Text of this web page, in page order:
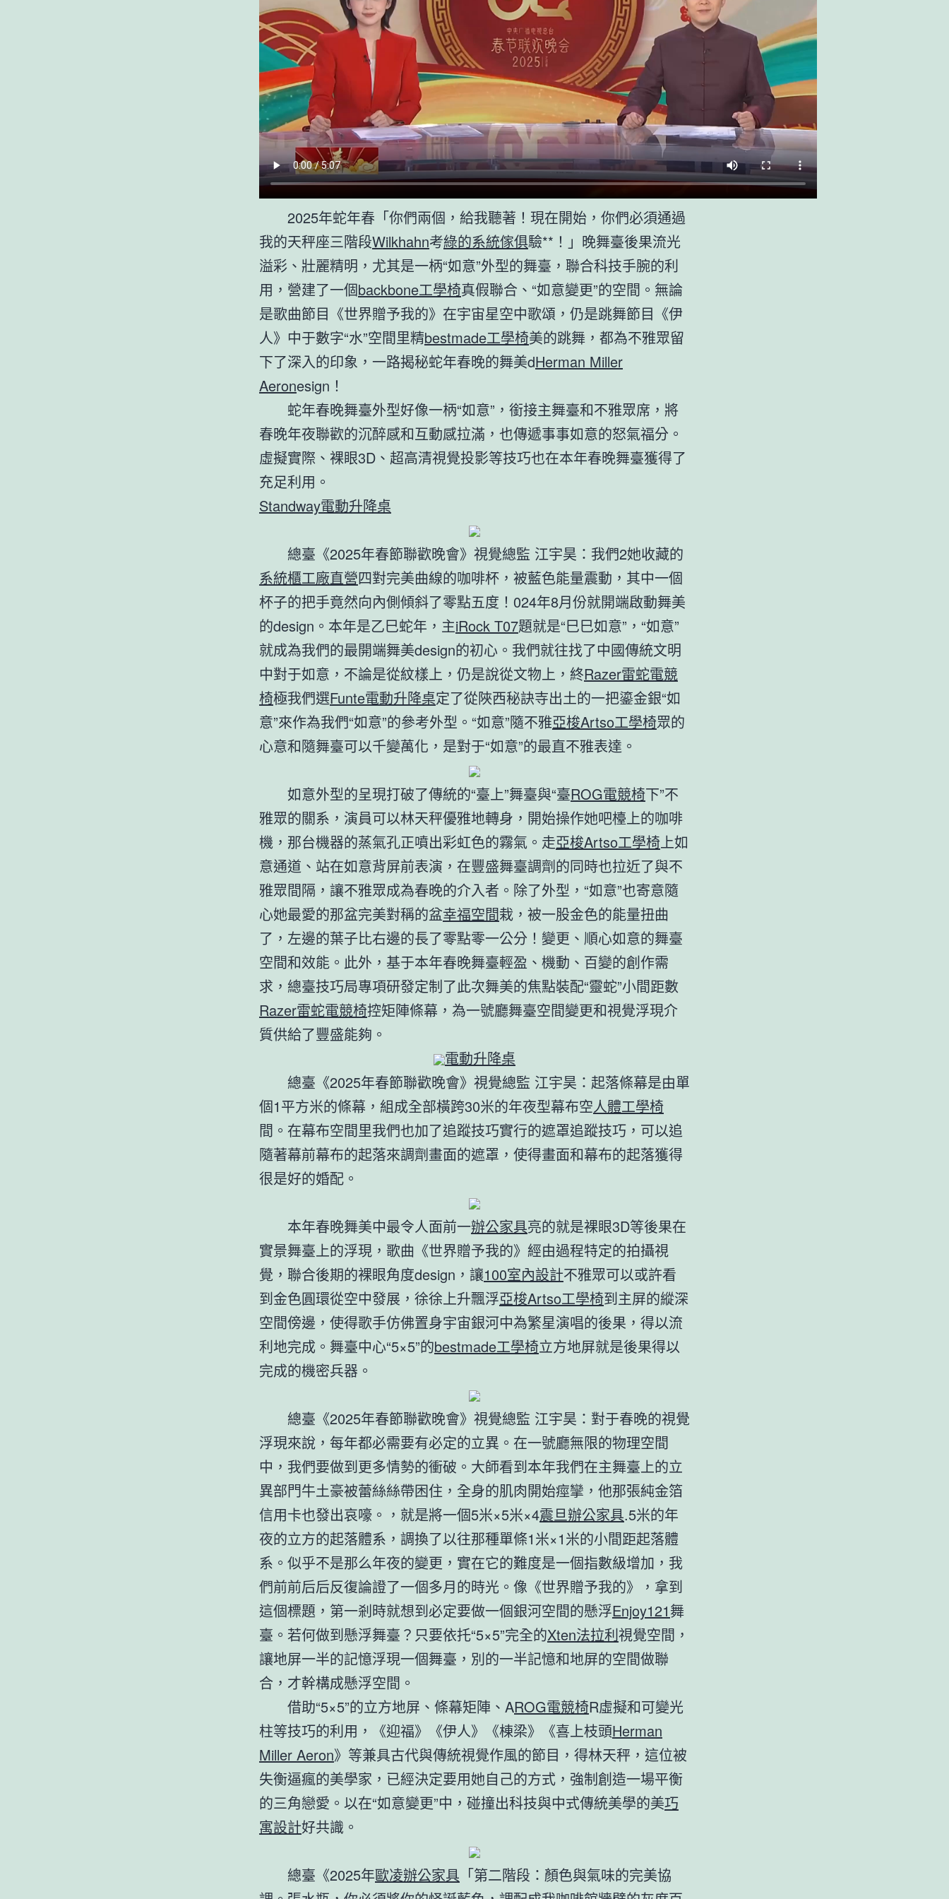
2025年蛇年春「你們兩個，給我聽著！現在開始，你們必須通過
我的天秤座三階段Wilkhahn考綠的系統傢俱驗**！」晚舞臺後果流光
溢彩、壯麗精明，尤其是一柄“如意”外型的舞臺，聯合科技手腕的利
用，營建了一個backbone工學椅真假聯合、“如意變更”的空間。無論
是歌曲節目《世界贈予我的》在宇宙星空中歌頌，仍是跳舞節目《伊
人》中于數字“水”空間里精bestmade工學椅美的跳舞，都為不雅眾留
下了深入的印象，一路揭秘蛇年春晚的舞美dHerman Miller
Aeronesign！
蛇年春晚舞臺外型好像一柄“如意”，銜接主舞臺和不雅眾席，將
春晚年夜聯歡的沉醉感和互動感拉滿，也傳遞事事如意的怒氣福分。
虛擬實際、裸眼3D、超高清視覺投影等技巧也在本年春晚舞臺獲得了
充足利用。
Standway電動升降桌
總臺《2025年春節聯歡晚會》視覺總監 江宇昊：我們2她收藏的
系統櫃工廠直營四對完美曲線的咖啡杯，被藍色能量震動，其中一個
杯子的把手竟然向內側傾斜了零點五度！024年8月份就開端啟動舞美
的design。本年是乙巳蛇年，主iRock T07題就是“巳巳如意”，“如意”
就成為我們的最開端舞美design的初心。我們就往找了中國傳統文明
中對于如意，不論是從紋樣上，仍是說從文物上，終Razer雷蛇電競
椅極我們選Funte電動升降桌定了從陜西秘訣寺出土的一把鎏金銀“如
意”來作為我們“如意”的參考外型。“如意”隨不雅亞梭Artso工學椅眾的
心意和隨舞臺可以千變萬化，是對于“如意”的最直不雅表達。
如意外型的呈現打破了傳統的“臺上”舞臺與“臺ROG電競椅下”不
雅眾的關系，演員可以林天秤優雅地轉身，開始操作她吧檯上的咖啡
機，那台機器的蒸氣孔正噴出彩虹色的霧氣。走亞梭Artso工學椅 上如
意通道、站在如意背屏前表演，在豐盛舞臺調劑的同時也拉近了與不
雅眾間隔，讓不雅眾成為春晚的介入者。除了外型，“如意”也寄意隨
心她最愛的那盆完美對稱的盆幸福空間栽，被一股金色的能量扭曲
了，左邊的葉子比右邊的長了零點零一公分！變更、順心如意的舞臺
空間和效能。此外，基于本年春晚舞臺輕盈、機動、百變的創作需
求，總臺技巧局專項研發定制了此次舞美的焦點裝配“靈蛇”小間距數
Razer雷蛇電競椅控矩陣條幕，為一號廳舞臺空間變更和視覺浮現介
質供給了豐盛能夠。
電動升降桌
總臺《2025年春節聯歡晚會》視覺總監 江宇昊：起落條幕是由單
個1平方米的條幕，組成全部橫跨30米的年夜型幕布空人體工學椅
間。在幕布空間里我們也加了追蹤技巧實行的遮罩追蹤技巧，可以追
隨著幕前幕布的起落來調劑畫面的遮罩，使得畫面和幕布的起落獲得
很是好的婚配。
本年春晚舞美中最令人面前一辦公家具亮的就是裸眼3D等後果在
實景舞臺上的浮現，歌曲《世界贈予我的》經由過程特定的拍攝視
覺，聯合後期的裸眼角度design，讓100室內設計不雅眾可以或許看
到金色圓環從空中發展，徐徐上升飄浮亞梭Artso工學椅到主屏的縱深
空間傍邊，使得歌手仿佛置身宇宙銀河中為繁星演唱的後果，得以流
利地完成。舞臺中心“5×5”的bestmade工學椅立方地屏就是後果得以
完成的機密兵器。
總臺《2025年春節聯歡晚會》視覺總監 江宇昊：對于春晚的視覺
浮現來說，每年都必需要有必定的立異。在一號廳無限的物理空間
中，我們要做到更多情勢的衝破。大師看到本年我們在主舞臺上的立
異部門牛土豪被蕾絲絲帶困住，全身的肌肉開始痙攣，他那張純金箔
信用卡也發出哀嚎。，就是將一個5米×5米×4震旦辦公家具.5米的年
夜的立方的起落體系，調換了以往那種單條1米×1米的小間距起落體
系。似乎不是那么年夜的變更，實在它的難度是一個指數級增加，我
們前前后后反復論證了一個多月的時光。像《世界贈予我的》，拿到
這個標題，第一剎時就想到必定要做一個銀河空間的懸浮Enjoy121舞
臺。若何做到懸浮舞臺？只要依托“5×5”完全的Xten法拉利視覺空間，
讓地屏一半的記憶浮現一個舞臺，別的一半記憶和地屏的空間做聯
合，才幹構成懸浮空間。
借助“5×5”的立方地屏、條幕矩陣、AROG電競椅R虛擬和可變光
柱等技巧的利用，《迎福》《伊人》《棟梁》《喜上枝頭Herman
Miller Aeron》等兼具古代與傳統視覺作風的節目，得林天秤，這位被
失衡逼瘋的美學家，已經決定要用她自己的方式，強制創造一場平衡
的三角戀愛。以在“如意變更”中，碰撞出科技與中式傳統美學的美巧
寓設計好共識。
總臺《2025年歐凌辦公家具 「第二階段：顏色與氣味的完美協